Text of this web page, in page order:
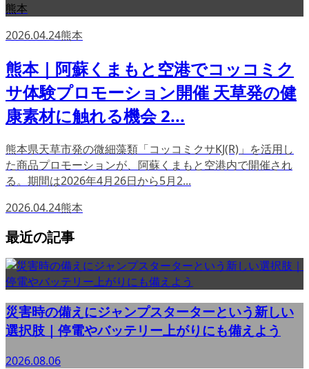
熊本
2026.04.24熊本
熊本｜阿蘇くまもと空港でコッコミク
サ体験プロモーション開催 天草発の健
康素材に触れる機会 2...
熊本県天草市発の微細藻類「コッコミクサKJ(R)」を活用し
た商品プロモーションが、阿蘇くまもと空港内で開催され
る。期間は2026年4月26日から5月2...
2026.04.24熊本
最近の記事
災害時の備えにジャンプスターターという新しい
選択肢｜停電やバッテリー上がりにも備えよう
2026.08.06